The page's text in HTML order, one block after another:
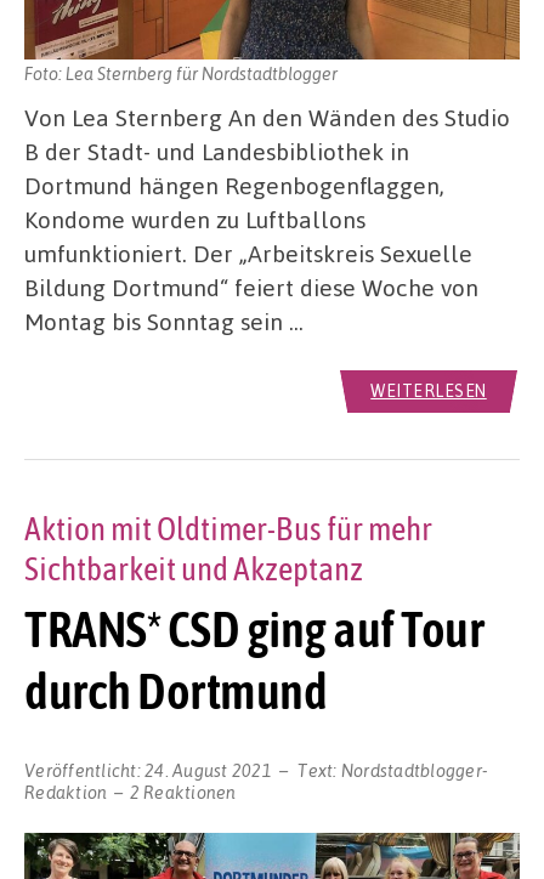
Foto: Lea Sternberg für Nordstadtblogger
Von Lea Sternberg An den Wänden des Studio
B der Stadt- und Landesbibliothek in
Dortmund hängen Regenbogenflaggen,
Kondome wurden zu Luftballons
umfunktioniert. Der „Arbeitskreis Sexuelle
Bildung Dortmund“ feiert diese Woche von
Montag bis Sonntag sein …
WEITERLESEN
TRANS* CSD ging auf Tour
durch Dortmund
Aktion mit Oldtimer-Bus für mehr
Sichtbarkeit und Akzeptanz
Veröffentlicht:24. August 2021 Text: Nordstadtblogger-
Redaktion
2 Reaktionen